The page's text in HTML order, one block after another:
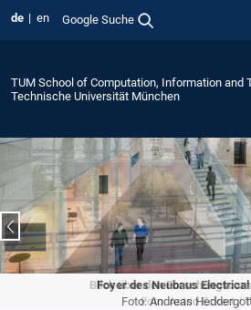
de en Google Suche
TUM School of Computation, Information and
Technische Universität München
Foyer des Neubaus
Foto: Andreas
Vorheriger Slide